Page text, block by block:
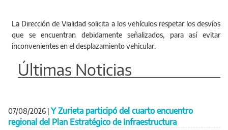
La Dirección de Vialidad solicita a los vehículos respetar los desvíos
que se encuentran debidamente señalizados, para así evitar
inconvenientes en el desplazamiento vehicular.
Últimas Noticias
07/08/2026 | Y Zurieta participó del cuarto encuentro
regional del Plan Estratégico de Infraestructura